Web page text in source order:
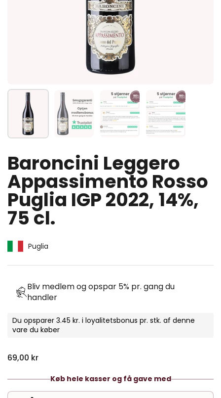
Vis slide 1 Vis slide 3 Vis slide 4
Baroncini Leggero
Appassimento Rosso
Puglia IGP 2022, 14%,
75 cl.
Puglia
Bliv medlem og opspar 5% pr. gang du
handler
Du opsparer 3.45 kr. i loyalitetsbonus pr. stk. af denne
vare du køber
Normal pris
69,00 kr
Køb hele kasser og få gave med